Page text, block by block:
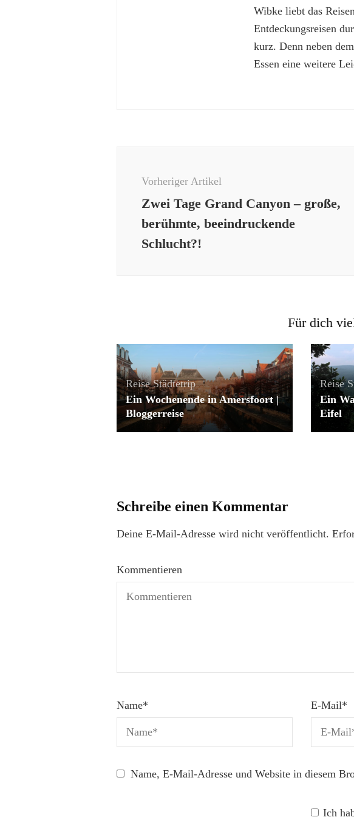
Wibke liebt das
Entdeckungsreisen
kurz. Denn neben
Essen eine weitere
Vorheriger Artikel
Zwei Tage Grand Canyon – große,
berühmte, beeindruckende
Schlucht?!
Für dich
Reise Städtetrip
Ein Wochenende in Amersfoort |
Bloggerreise
Reise
Ein
Eifel
Schreibe einen Kommentar
Deine E-Mail-Adresse wird nicht veröffentlicht.
Kommentieren
Name* E-Mail*
Name, E-Mail-Adresse und Website in diesem
Ich